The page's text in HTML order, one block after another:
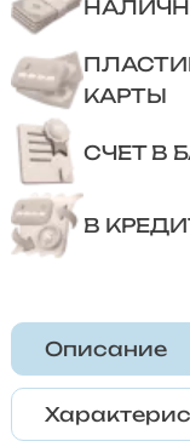
КАРТЫ
СЧЕТ В
В
Описание